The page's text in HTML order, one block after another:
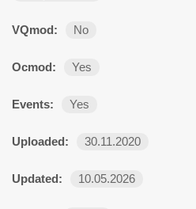
VQmod: No
Ocmod: Yes
Events: Yes
Uploaded: 30.11.2020
Updated: 10.05.2026